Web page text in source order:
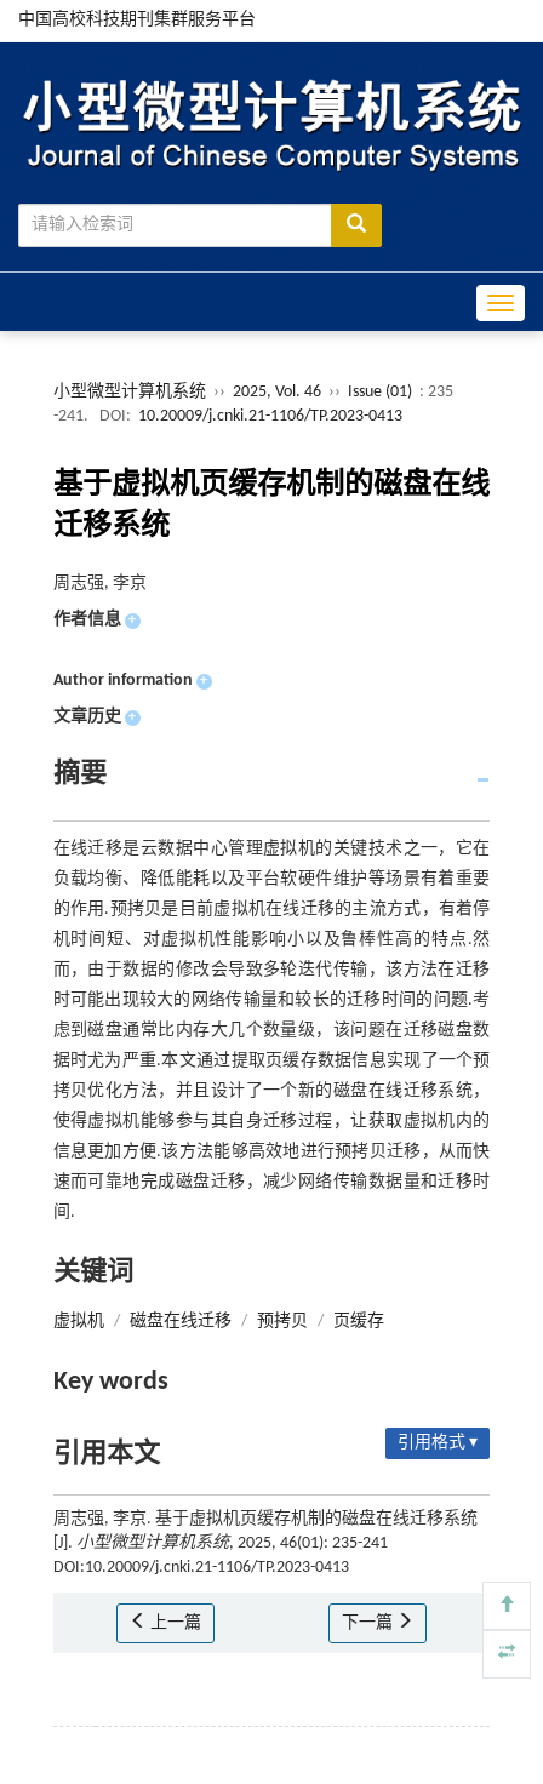
中国高校科技期刊集群服务平台
小型微型计算机系统 ›› 2025, Vol. 46 ›› Issue (01) : 235
-241.
DOI: 10.20009/j.cnki.21-1106/TP.2023-0413
基于虚拟机页缓存机制的磁盘在线
迁移系统
周志强, 李京
作者信息 +
Author information +
文章历史 +
摘要
在线迁移是云数据中心管理虚拟机的关键技术之一，它在
负载均衡、降低能耗以及平台软硬件维护等场景有着重要
的作用.预拷贝是目前虚拟机在线迁移的主流方式，有着停
机时间短、对虚拟机性能影响小以及鲁棒性高的特点.然
而，由于数据的修改会导致多轮迭代传输，该方法在迁移
时可能出现较大的网络传输量和较长的迁移时间的问题.考
虑到磁盘通常比内存大几个数量级，该问题在迁移磁盘数
据时尤为严重.本文通过提取页缓存数据信息实现了一个预
拷贝优化方法，并且设计了一个新的磁盘在线迁移系统，
使得虚拟机能够参与其自身迁移过程，让获取虚拟机内的
信息更加方便.该方法能够高效地进行预拷贝迁移，从而快
速而可靠地完成磁盘迁移，减少网络传输数据量和迁移时
间.
关键词
虚拟机 / 磁盘在线迁移 / 预拷贝 / 页缓存
Key words
引用本文 引用格式 ▾
周志强, 李京. 基于虚拟机页缓存机制的磁盘在线迁移系统
[J]. 小型微型计算机系统, 2025, 46(01): 235-241
DOI:10.20009/j.cnki.21-1106/TP.2023-0413
上一篇 下一篇